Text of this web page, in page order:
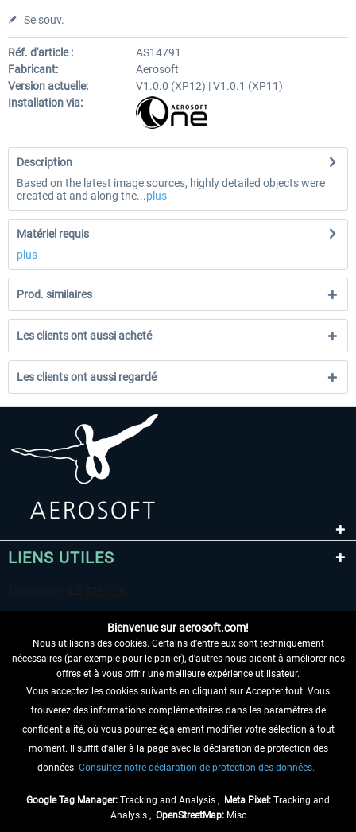
Se souv.
Réf. d'article :
AS14791
Fabricant:
Aerosoft
Version actuelle:
V1.0.0 (XP12) | V1.0.1 (XP11)
Installation via:
Description
Based on the latest image sources, highly detailed objects were
created at and along the...plus
Matériel requis
plus
Prod. similaires
Les clients ont aussi acheté
Les clients ont aussi regardé
LIENS UTILES
RENONCER AU CONTRAT ICI
INFORMATIONS
NE MANQUEZ PAS LES DERNIÈRES
Bienvenue sur aerosoft.com!
Nous utilisons des cookies. Certains d'entre eux sont techniquement
nécessaires (par exemple pour le panier), d'autres nous aident à améliorer nos
offres et à vous offrir une meilleure expérience utilisateur.
Vous acceptez les cookies suivants en cliquant sur Accepter tout. Vous
trouverez des informations complémentaires dans les paramètres de
confidentialité, où vous pourrez également modifier votre sélection à tout
moment. Il suffit d'aller à la page avec la déclaration de protection des
données. Consultez notre déclaration de protection des données.
Google Tag Manager: Tracking and Analysis , Meta Pixel: Tracking and
Analysis , OpenStreetMap:Misc